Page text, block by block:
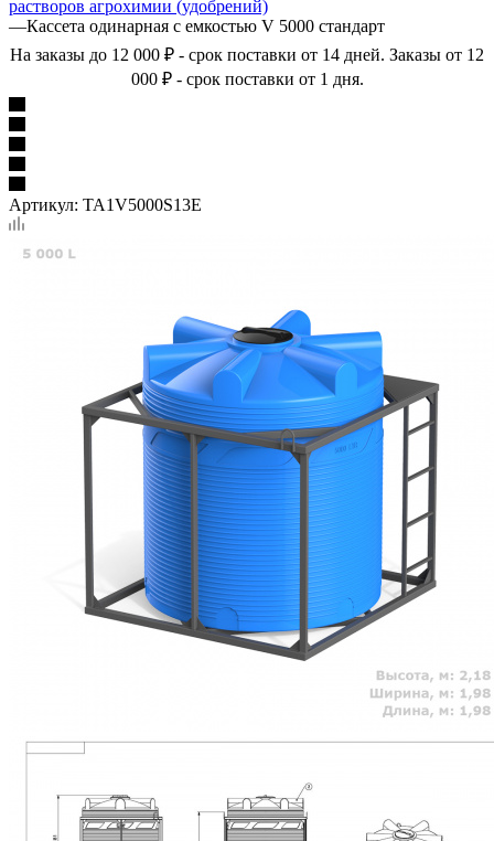
растворов агрохимии (удобрений)
—Кассета одинарная с емкостью V 5000 стандарт
На заказы до 12 000 ₽ - срок поставки от 14 дней. Заказы от 12
000 ₽ - срок поставки от 1 дня.
Артикул: TA1V5000S13E